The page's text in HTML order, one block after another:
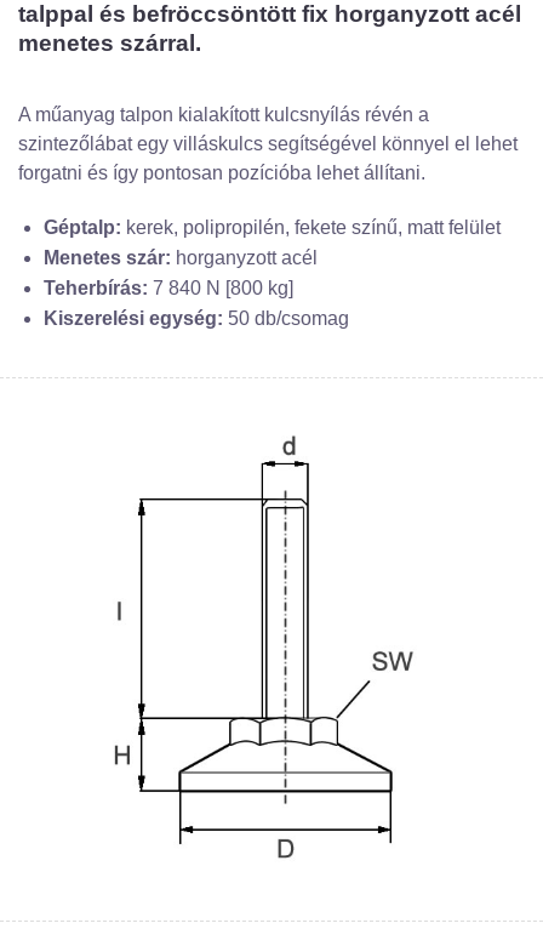
talppal és befröccsöntött fix horganyzott acél
menetes szárral.
A műanyag talpon kialakított kulcsnyílás révén a
szintezőlábat egy villáskulcs segítségével könnyel el lehet
forgatni és így pontosan pozícióba lehet állítani.
Géptalp: kerek, polipropilén, fekete színű, matt felület
Menetes szár: horganyzott acél
Teherbírás: 7 840 N [800 kg]
Kiszerelési egység: 50 db/csomag